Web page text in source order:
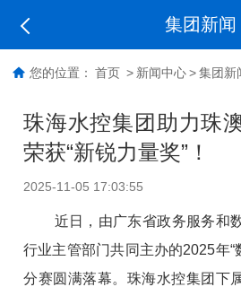
集团新闻
您的位置： 首页 > 新闻中心 > 集团新
珠海水控集团助力珠
荣获“新锐力量奖”！
2025-11-05 17:03:55
近日，由广东省政务服务和数
行业主管部门共同主办的2025年“
分赛圆满落幕。珠海水控集团下